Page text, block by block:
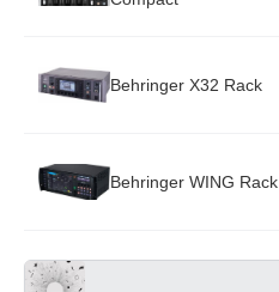
Behringer X32 Rack
Behringer WING Rack